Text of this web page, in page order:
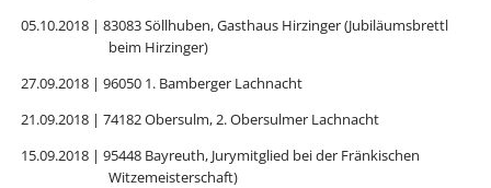
05.10.2018 | 83083 Söllhuben, Gasthaus Hirzinger (Jubiläumsbrettl
beim Hirzinger)
27.09.2018 | 96050 1. Bamberger Lachnacht
21.09.2018 | 74182 Obersulm, 2. Obersulmer Lachnacht
15.09.2018 | 95448 Bayreuth, Jurymitglied bei der Fränkischen
Witzemeisterschaft)